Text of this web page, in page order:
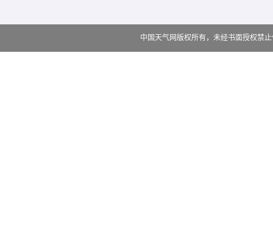
中国天气网版权所有，未经书面授权